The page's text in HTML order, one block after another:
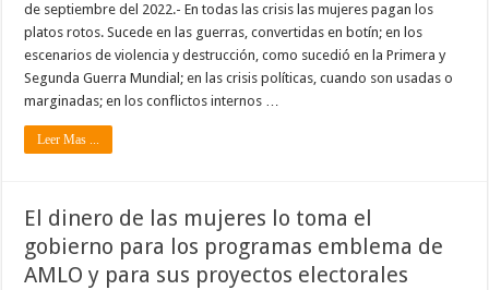
de septiembre del 2022.- En todas las crisis las mujeres pagan los
platos rotos. Sucede en las guerras, convertidas en botín; en los
escenarios de violencia y destrucción, como sucedió en la Primera y
Segunda Guerra Mundial; en las crisis políticas, cuando son usadas o
marginadas; en los conflictos internos …
Leer Mas ...
El dinero de las mujeres lo toma el
gobierno para los programas emblema de
AMLO y para sus proyectos electorales